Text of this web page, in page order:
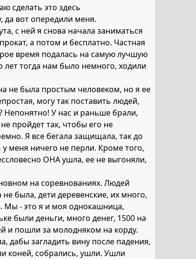
сделать это здесь
да вот опередили меня.
с ней я снова начала заниматься
а потом и бесплатно. Частная
время подалась на самую лучшую
тогда нам было немного, ходили
не была простым человеком, но я ее
могу так поставить людей,
Непонятно! У нас и раньше брали,
пройдет так, чтобы его не
Я все бегала защищала, так до
меня ничего не перли. Кроме того,
ОНА ушла, ее не выгоняли,
на соревнованиях. Людей
была, дети деревенские, их много,
Мы - это я и моя однокашница,
были деньги, много денег, 1500 на
и пошли за молодняком на корду.
дабы загладить вину после падения,
коней, собрались, ушли. Ушли